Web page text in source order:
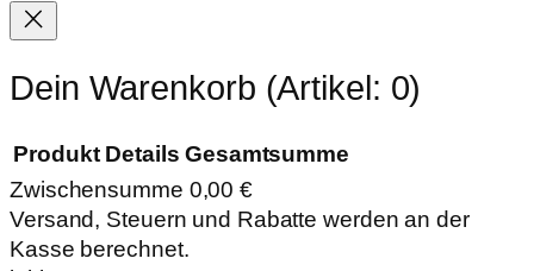
Dein Warenkorb (Artikel: 0)
Produkte
im
Produkt Details Gesamtsumme
Zwischensumme 0,00 €
Versand, Steuern und Rabatte werden an der
Kasse berechnet.